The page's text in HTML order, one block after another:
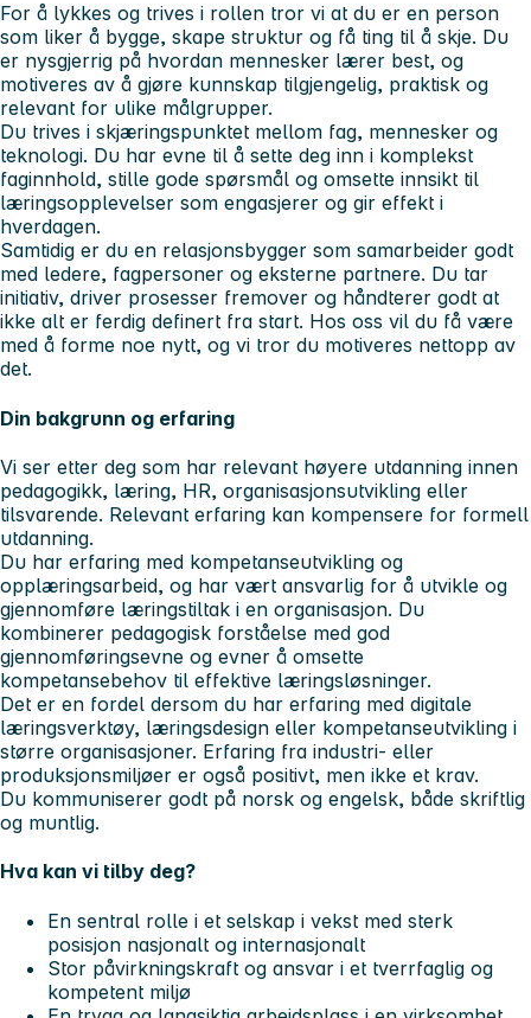
For å lykkes og trives i rollen tror vi at du er en person
som liker å bygge, skape struktur og få ting til å skje. Du
er nysgjerrig på hvordan mennesker lærer best, og
motiveres av å gjøre kunnskap tilgjengelig, praktisk og
relevant for ulike målgrupper.
Du trives i skjæringspunktet mellom fag, mennesker og
teknologi. Du har evne til å sette deg inn i komplekst
faginnhold, stille gode spørsmål og omsette innsikt til
læringsopplevelser som engasjerer og gir effekt i
hverdagen.
Samtidig er du en relasjonsbygger som samarbeider godt
med ledere, fagpersoner og eksterne partnere. Du tar
initiativ, driver prosesser fremover og håndterer godt at
ikke alt er ferdig definert fra start. Hos oss vil du få være
med å forme noe nytt, og vi tror du motiveres nettopp av
det.
Din bakgrunn og erfaring
Vi ser etter deg som har relevant høyere utdanning innen
pedagogikk, læring, HR, organisasjonsutvikling eller
tilsvarende. Relevant erfaring kan kompensere for formell
utdanning.
Du har erfaring med kompetanseutvikling og
opplæringsarbeid, og har vært ansvarlig for å utvikle og
gjennomføre læringstiltak i en organisasjon. Du
kombinerer pedagogisk forståelse med god
gjennomføringsevne og evner å omsette
kompetansebehov til effektive læringsløsninger.
Det er en fordel dersom du har erfaring med digitale
læringsverktøy, læringsdesign eller kompetanseutvikling i
større organisasjoner. Erfaring fra industri- eller
produksjonsmiljøer er også positivt, men ikke et krav.
Du kommuniserer godt på norsk og engelsk, både skriftlig
og muntlig.
Hva kan vi tilby deg?
En sentral rolle i et selskap i vekst med sterk
posisjon nasjonalt og internasjonalt
Stor påvirkningskraft og ansvar i et tverrfaglig og
kompetent miljø